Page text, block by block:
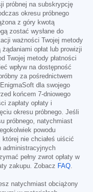
próbnej na subskrypcję
okresu próbnego
z góry kwotą
zostać wysłane do
ważności Twojej metody
opłat lub prowizji
Twojej metody płatności
wpływ na dostępność
za pośrednictwem
dla swojego
końcem 7-dniowego
zapłaty opłaty i
okresu próbnego. Jeśli
próbnego, natychmiast
powodu
której nie chciałeś uiścić
administracyjnych
pełny zwrot opłaty w
zakupu. Zobacz FAQ
natychmiast obciążony